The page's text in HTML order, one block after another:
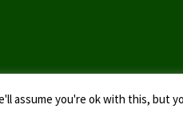
assume you're ok with this, but